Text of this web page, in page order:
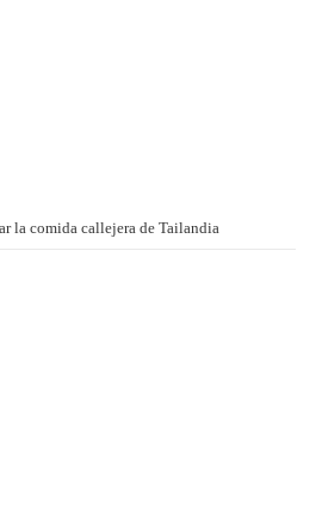
la comida callejera de Tailandia